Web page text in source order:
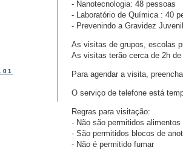
- Nanotecnologia: 48 pessoas
- Laboratório de Química : 40
- Prevenindo a Gravidez
As visitas de grupos, escolas
As visitas terão cerca de 2h
Para agendar a visita,
O serviço de telefone está
Regras para visitação:
- Não são permitidos alimentos
- São permitidos blocos de
- Não é permitido fumar